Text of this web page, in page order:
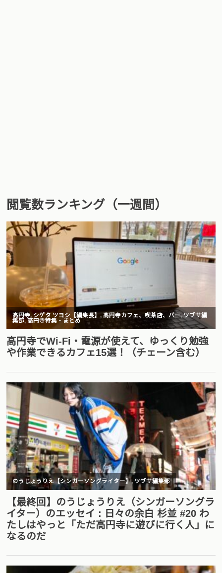
閲覧数ランキング（一週間）